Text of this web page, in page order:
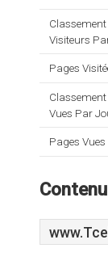
Visiteurs
Pages
Vues Par
Pages
Contenu